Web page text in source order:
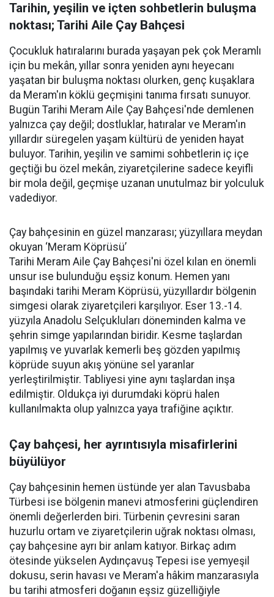
Tarihin, yeşilin ve içten sohbetlerin buluşma
noktası; Tarihi Aile Çay Bahçesi
Çocukluk hatıralarını burada yaşayan pek çok Meramlı
için bu mekân, yıllar sonra yeniden aynı heyecanı
yaşatan bir buluşma noktası olurken, genç kuşaklara
da Meram'ın köklü geçmişini tanıma fırsatı sunuyor.
Bugün Tarihi Meram Aile Çay Bahçesi'nde demlenen
yalnızca çay değil; dostluklar, hatıralar ve Meram'ın
yıllardır süregelen yaşam kültürü de yeniden hayat
buluyor. Tarihin, yeşilin ve samimi sohbetlerin iç içe
geçtiği bu özel mekân, ziyaretçilerine sadece keyifli
bir mola değil, geçmişe uzanan unutulmaz bir yolculuk
vadediyor.
Çay bahçesinin en güzel manzarası; yüzyıllara meydan
okuyan ‘Meram Köprüsü’
Tarihi Meram Aile Çay Bahçesi'ni özel kılan en önemli
unsur ise bulunduğu eşsiz konum. Hemen yanı
başındaki tarihi Meram Köprüsü, yüzyıllardır bölgenin
simgesi olarak ziyaretçileri karşılıyor. Eser 13.-14.
yüzyıla Anadolu Selçukluları döneminden kalma ve
şehrin simge yapılarından biridir. Kesme taşlardan
yapılmış ve yuvarlak kemerli beş gözden yapılmış
köprüde suyun akış yönüne sel yaranlar
yerleştirilmiştir. Tabliyesi yine aynı taşlardan inşa
edilmiştir. Oldukça iyi durumdaki köprü halen
kullanılmakta olup yalnızca yaya trafiğine açıktır.
Çay bahçesi, her ayrıntısıyla misafirlerini
büyülüyor
Çay bahçesinin hemen üstünde yer alan Tavusbaba
Türbesi ise bölgenin manevi atmosferini güçlendiren
önemli değerlerden biri. Türbenin çevresini saran
huzurlu ortam ve ziyaretçilerin uğrak noktası olması,
çay bahçesine ayrı bir anlam katıyor. Birkaç adım
ötesinde yükselen Aydınçavuş Tepesi ise yemyeşil
dokusu, serin havası ve Meram'a hâkim manzarasıyla
bu tarihi atmosferi doğanın eşsiz güzelliğiyle